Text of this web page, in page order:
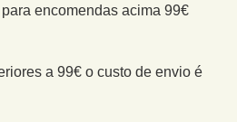
encomendas acima 99€
a 99€ o custo de envio é